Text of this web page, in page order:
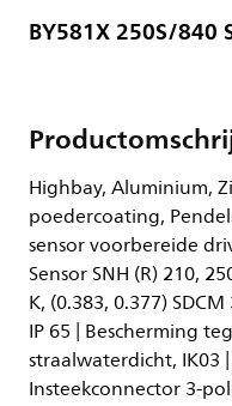
BY581X 250S/840
Highbay, Aluminium,
poedercoating,
sensor voorbereide
Sensor SNH (R) 210,
K, (0.383, 0.377)
IP 65 | Bescherming
straalwaterdicht, IK03 |
Insteekconnector 3-